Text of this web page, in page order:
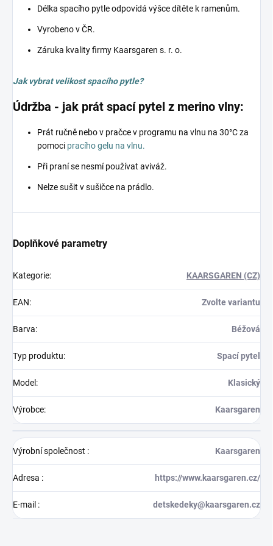
Délka spacího pytle odpovídá výšce dítěte k ramenům.
Vyrobeno v ČR.
Záruka kvality firmy Kaarsgaren s. r. o.
Jak vybrat velikost spacího pytle?
Údržba - jak prát spací pytel z merino vlny:
Prát ručně nebo v pračce v programu na vlnu na 30°C za
pomoci pracího gelu na vlnu.
Při praní se nesmí používat aviváž.
Nelze sušit v sušičce na prádlo.
Doplňkové parametry
Kategorie: KAARSGAREN (CZ)
EAN: Zvolte variantu
Barva: Béžová
Typ produktu: Spací pytel
Model : Klasický
Výrobce: Kaarsgaren
Výrobní společnost : Kaarsgaren
Adresa : https://www.kaarsgaren.cz/
E-mail : detskedeky@kaarsgaren.cz